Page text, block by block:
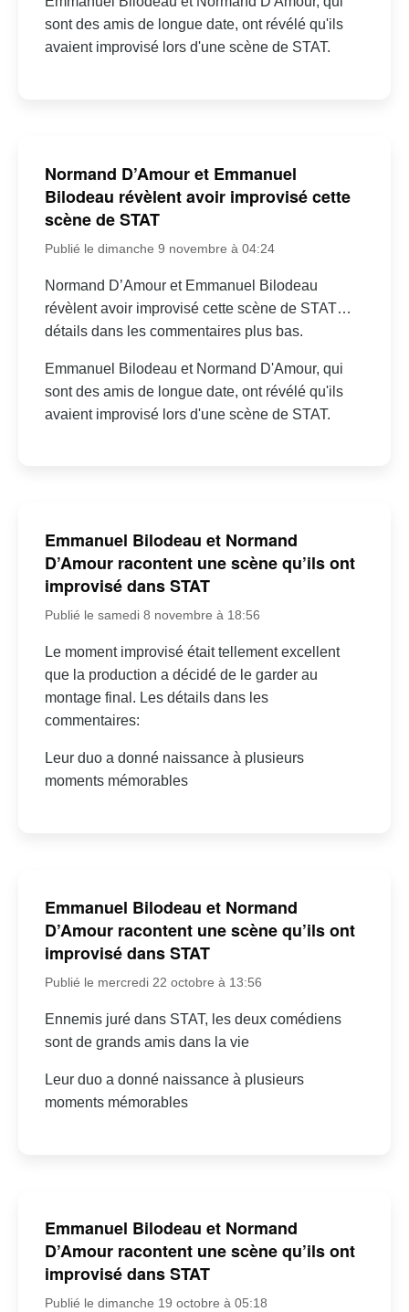
sont des amis de longue date, ont révélé qu'ils
avaient improvisé lors d'une scène de STAT.
Normand D’Amour et Emmanuel
Bilodeau révèlent avoir improvisé cette
scène de STAT
Publié le dimanche 9 novembre à 04:24
Normand D’Amour et Emmanuel Bilodeau
révèlent avoir improvisé cette scène de STAT…
détails dans les commentaires plus bas.
Emmanuel Bilodeau et Normand D'Amour, qui
sont des amis de longue date, ont révélé qu'ils
avaient improvisé lors d'une scène de STAT.
Emmanuel Bilodeau et Normand
D’Amour racontent une scène qu’ils ont
improvisé dans STAT
Publié le samedi 8 novembre à 18:56
Le moment improvisé était tellement excellent
que la production a décidé de le garder au
montage final. Les détails dans les
commentaires:
Leur duo a donné naissance à plusieurs
moments mémorables
Emmanuel Bilodeau et Normand
D’Amour racontent une scène qu’ils ont
improvisé dans STAT
Publié le mercredi 22 octobre à 13:56
Ennemis juré dans STAT, les deux comédiens
sont de grands amis dans la vie
Leur duo a donné naissance à plusieurs
moments mémorables
Emmanuel Bilodeau et Normand
D’Amour racontent une scène qu’ils ont
improvisé dans STAT
Publié le dimanche 19 octobre à 05:18